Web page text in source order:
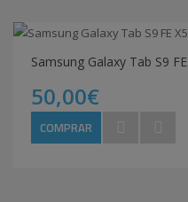
50,00€
COMPRAR